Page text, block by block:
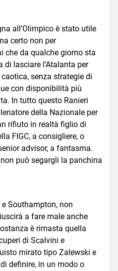
all’Olimpico è stato utile
certo non per
che da qualche giorno sta
lasciare l’Atalanta per
senza strategie di
con disponibilità più
In tutto questo Ranieri
della Nazionale per
rifiuto in realtà figlio di
FIGC, a consigliere, o
advisor, a fantasma.
può segargli la panchina
Southampton, non
a fare male anche
è rimasta quella
di Scalvini e
mirato tipo Zalewski e
definire, in un modo o